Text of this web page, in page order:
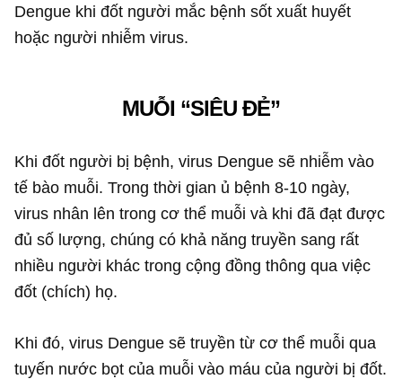
Dengue khi đốt người mắc bệnh sốt xuất huyết
hoặc người nhiễm virus.
MUỖI “SIÊU ĐẺ”
Khi đốt người bị bệnh, virus Dengue sẽ nhiễm vào
tế bào muỗi. Trong thời gian ủ bệnh 8-10 ngày,
virus nhân lên trong cơ thể muỗi và khi đã đạt được
đủ số lượng, chúng có khả năng truyền sang rất
nhiều người khác trong cộng đồng thông qua việc
đốt (chích) họ.
Khi đó, virus Dengue sẽ truyền từ cơ thể muỗi qua
tuyến nước bọt của muỗi vào máu của người bị đốt.